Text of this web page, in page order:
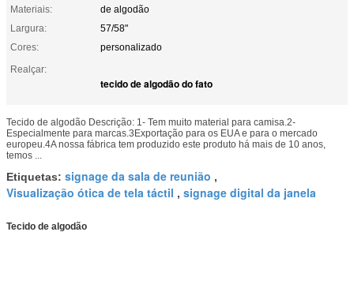
Materiais:
de algodão
Largura:
57/58"
Cores:
personalizado
Realçar:
tecido de algodão do fato
Tecido de algodão Descrição: 1- Tem muito material para camisa.2-
Especialmente para marcas.3Exportação para os EUA e para o mercado
europeu.4A nossa fábrica tem produzido este produto há mais de 10 anos,
temos ...
Etiquetas: signage da sala de reunião ,
Visualização ótica de tela táctil , signage digital da janela
Tecido de algodão